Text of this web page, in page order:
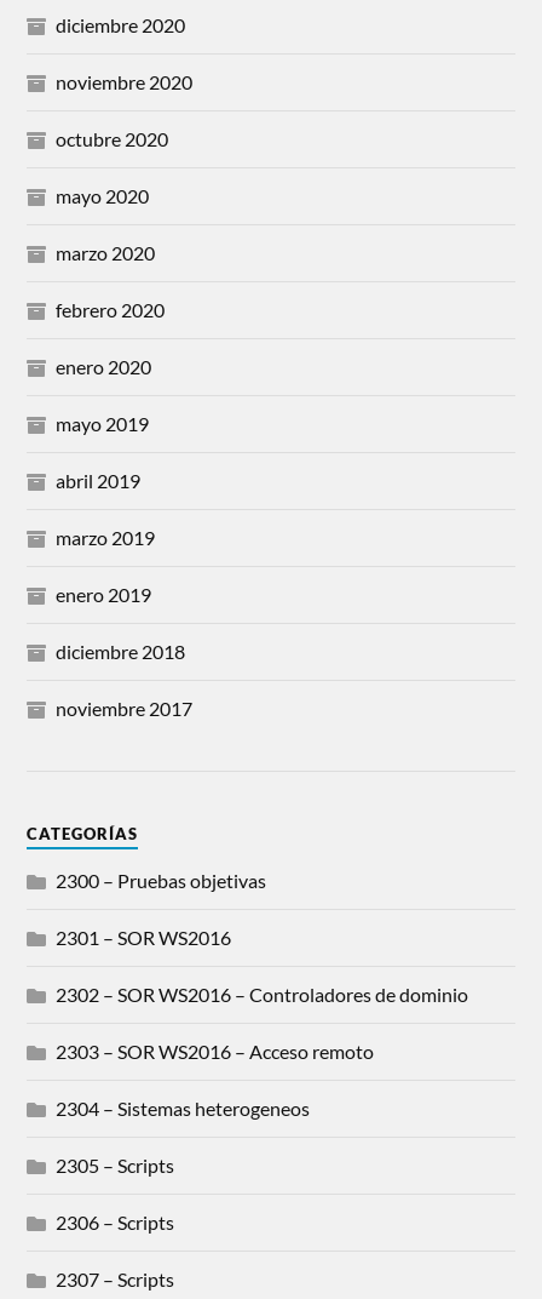
diciembre 2020
noviembre 2020
octubre 2020
mayo 2020
marzo 2020
febrero 2020
enero 2020
mayo 2019
abril 2019
marzo 2019
enero 2019
diciembre 2018
noviembre 2017
CATEGORÍAS
2300 – Pruebas objetivas
2301 – SOR WS2016
2302 – SOR WS2016 – Controladores de dominio
2303 – SOR WS2016 – Acceso remoto
2304 – Sistemas heterogeneos
2305 – Scripts
2306 – Scripts
2307 – Scripts